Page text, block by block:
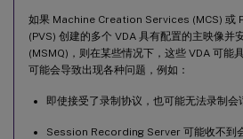
如果 Machine Creation Services (MCS) 或
(PVS) 创建的多个 VDA 具有配置的主映像
(MSMQ)，则在某些情况下，这些 VDA 可能
可能会导致出现各种问题，例如：
即使接受了录制协议，也可能无法录制会
Session Recording Server 可能收不到